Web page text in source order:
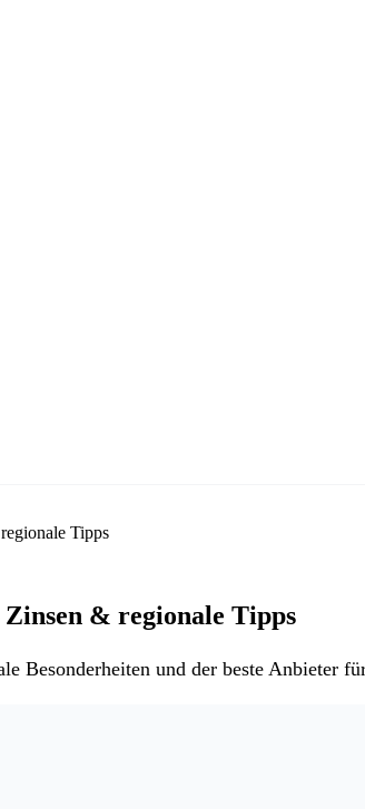
Tipps
& regionale Tipps
und der beste Anbieter